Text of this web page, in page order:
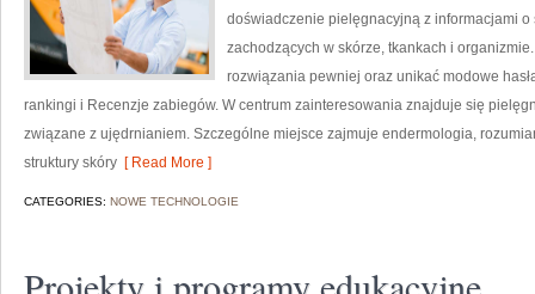
doświadczenie pielęgnacyjną z informacjami
zachodzących w skórze, tkankach i
rozwiązania pewniej oraz unikać modowe
rankingi i Recenzje zabiegów. W centrum zainteresowania znajduje się
związane z ujędrnianiem. Szczególne miejsce zajmuje endermologia,
struktury skóry [ Read More ]
CATEGORIES: NOWE TECHNOLOGIE